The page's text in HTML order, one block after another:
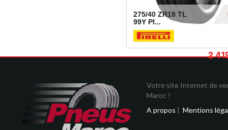
275/40 ZR18 TL
99Y PI...
2
Votre site Internet de
Maroc !
A propos | Mentions